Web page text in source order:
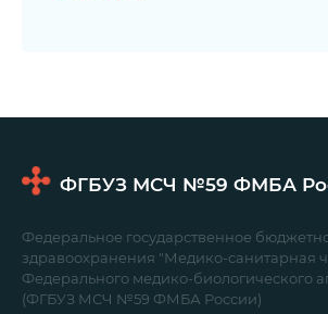
ФГБУЗ МСЧ №59 ФМБА
Федеральное государственное
здравоохранения "Медико-санитарная
Федерального медико-биологического
(ФГБУЗ МСЧ №59 ФМБА России)